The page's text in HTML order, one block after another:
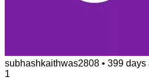
subhashkaithwas2808 • 399 days
1